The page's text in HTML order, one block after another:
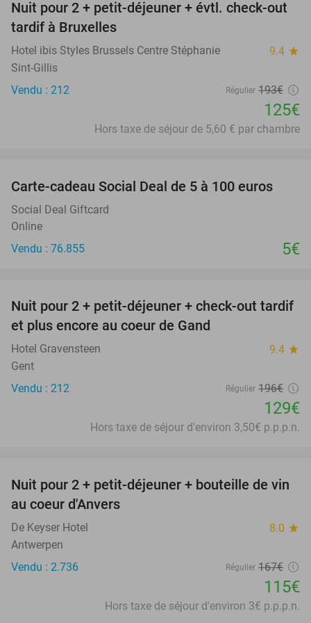
35%
Nuit pour 2 + petit-déjeuner + évtl. check-out
tardif à Bruxelles
Hotel ibis Styles Brussels Centre Stéphanie 9.4 star
Sint-Gillis
Vendu : 212
Régulier 193€
125€
Hors taxe de séjour de 5,60 € par chambre
Carte-cadeau Social Deal de 5 à 100 euros
Social Deal Giftcard
Online
Vendu : 76.855
5€
34%
Nuit pour 2 + petit-déjeuner + check-out tardif
et plus encore au coeur de Gand
Hotel Gravensteen 9.4 star
Gent
Vendu : 212
Régulier 196€
129€
Hors taxe de séjour d'environ 3,50€ p.p.p.n.
31%
Nuit pour 2 + petit-déjeuner + bouteille de vin
au coeur d'Anvers
De Keyser Hotel 8.0 star
Antwerpen
Vendu : 2.736
Régulier 167€
115€
Hors taxe de séjour d'environ 3€ p.p.p.n.